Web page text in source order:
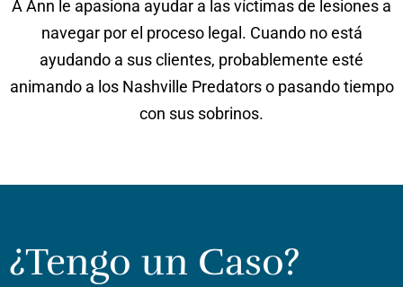
A Ann le apasiona ayudar a las víctimas de lesiones a
navegar por el proceso legal. Cuando no está
ayudando a sus clientes, probablemente esté
animando a los Nashville Predators o pasando tiempo
con sus sobrinos.
¿Tengo un Caso?